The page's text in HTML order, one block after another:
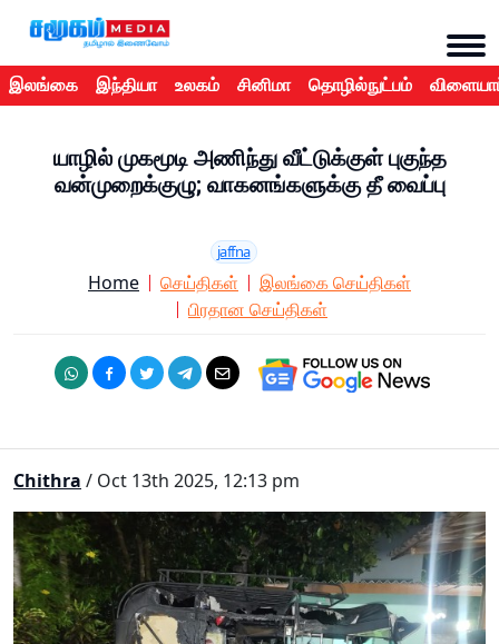
இலங்கை இந்தியா உலகம் சினிமா தொழில்நுட்பம்
யாழில் முகமூடி அணிந்து வீட்டுக்குள் புகுந்த
வன்முறைக்குழு; வாகனங்களுக்கு தீ வைப்பு
jaffna
Home செய்திகள்
இலங்கை செய்திகள்
பிரதான செய்திகள்
Chithra / Oct 13th 2025, 12:13 pm